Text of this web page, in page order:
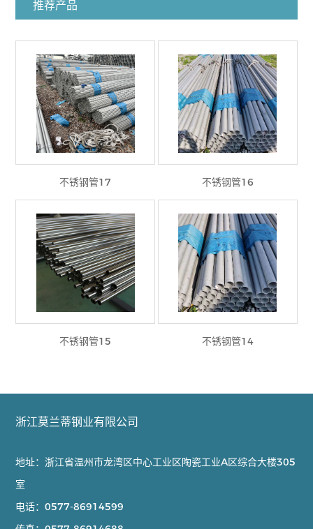
推荐产品
不锈钢管17 不锈钢管16
不锈钢管15 不锈钢管14
浙江莫兰蒂钢业有限公司
地址：浙江省温州市龙湾区中心工业区陶瓷工业A区综合大楼305
室
电话：0577-86914599